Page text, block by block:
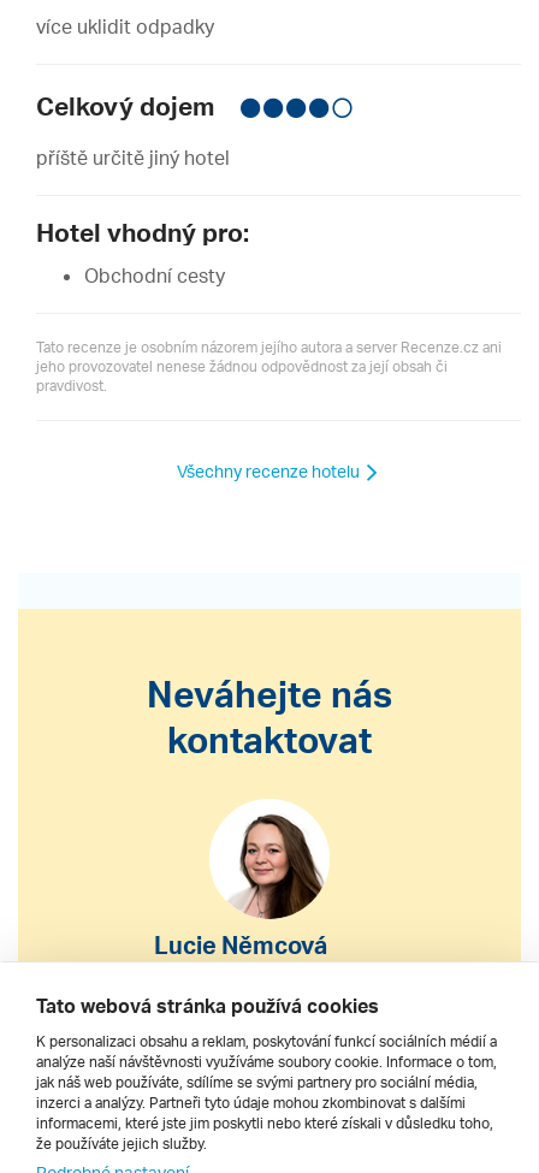
více uklidit odpadky
Celkový dojem
příště určitě jiný hotel
Hotel vhodný pro:
Obchodní cesty
Tato recenze je osobním názorem jejího autora a server Recenze.cz ani
jeho provozovatel nenese žádnou odpovědnost za její obsah či
pravdivost.
Všechny recenze hotelu
Neváhejte nás
kontaktovat
Lucie Němcová
S výběrem nebo nákupem
zájezdu vám pomohu
222 200 610
Tato webová stránka používá cookies
K personalizaci obsahu a reklam, poskytování funkcí sociálních médií a
analýze naší návštěvnosti využíváme soubory cookie. Informace o tom,
jak náš web používáte, sdílíme se svými partnery pro sociální média,
inzerci a analýzy. Partneři tyto údaje mohou zkombinovat s dalšími
informacemi, které jste jim poskytli nebo které získali v důsledku toho,
že používáte jejich služby.